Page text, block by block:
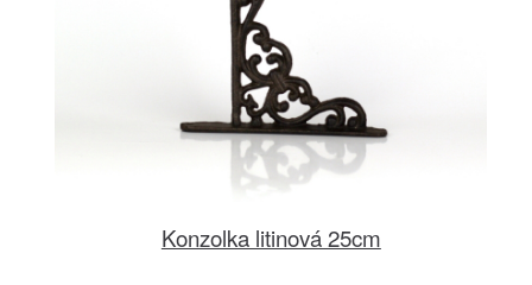
Konzolka litinová 25cm